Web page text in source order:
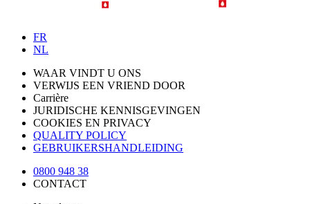
FR
NL
WAAR VINDT U ONS
VERWIJS EEN VRIEND DOOR
Carrière
JURIDISCHE KENNISGEVINGEN
COOKIES EN PRIVACY
QUALITY POLICY
GEBRUIKERSHANDLEIDING
0800 948 38
CONTACT